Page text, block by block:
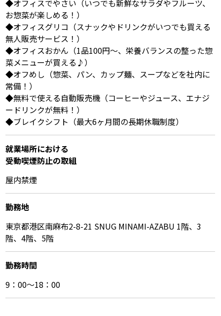
◆オフィスでやさい（いつでも新鮮なサラダやフルーツ、
お惣菜が楽しめる！）
◆オフィスグリコ（スナックやドリンクがいつでも買える
無人販売サービス！）
◆オフィスおかん（1品100円～、栄養バランスの整った惣
菜メニューが買える♪）
◆オフめし（惣菜、パン、カップ麺、スープなどを社内に
常備！）
◆無料で使える自動販売機（コーヒーやジュース、エナジ
ードリンクが無料！）
◆ブレイクシフト（最大6ヶ月間の長期休職制度）
就業場所における
受動喫煙防⽌の取組
屋内禁煙
勤務地
東京都港区南麻布2-8-21 SNUG MINAMI-AZABU 1階、3
階、4階、5階
勤務時間
9：00～18：00